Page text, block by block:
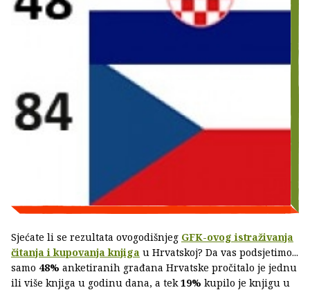
Sjećate li se rezultata ovogodišnjeg GFK-ovog istraživanja
čitanja i kupovanja knjiga u Hrvatskoj? Da vas podsjetimo...
samo 48% anketiranih građana Hrvatske pročitalo je jednu
ili više knjiga u godinu dana, a tek 19% kupilo je knjigu u